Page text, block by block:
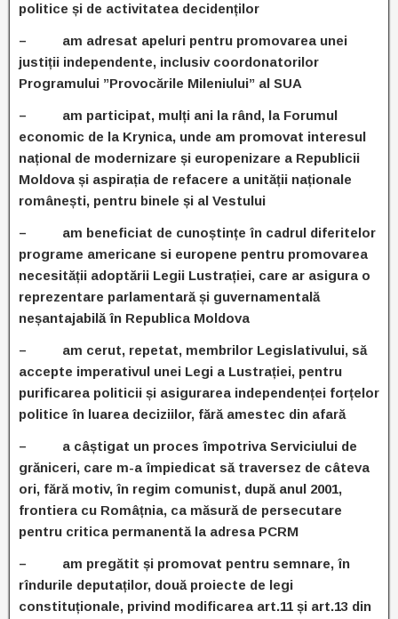
politice și de activitatea decidenților
– am adresat apeluri pentru promovarea unei
justiții independente, inclusiv coordonatorilor
Programului ”Provocările Mileniului” al SUA
– am participat, mulți ani la rând, la Forumul
economic de la Krynica, unde am promovat interesul
național de modernizare și europenizare a Republicii
Moldova și aspirația de refacere a unității naționale
românești, pentru binele și al Vestului
– am beneficiat de cunoștințe în cadrul diferitelor
programe americane si europene pentru promovarea
necesității adoptării Legii Lustrației, care ar asigura o
reprezentare parlamentară și guvernamentală
neșantajabilă în Republica Moldova
– am cerut, repetat, membrilor Legislativului, să
accepte imperativul unei Legi a Lustrației, pentru
purificarea politicii și asigurarea independenței forțelor
politice în luarea deciziilor, fără amestec din afară
– a câștigat un proces împotriva Serviciului de
grăniceri, care m-a împiedicat să traversez de câteva
ori, fără motiv, în regim comunist, după anul 2001,
frontiera cu Româțnia, ca măsură de persecutare
pentru critica permanentă la adresa PCRM
– am pregătit și promovat pentru semnare, în
rîndurile deputaților, două proiecte de legi
constituționale, privind modificarea art.11 și art.13 din